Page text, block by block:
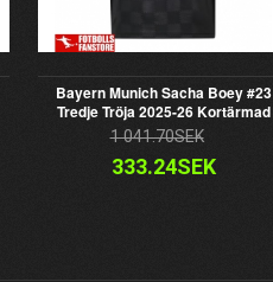
Bayern Munich Sacha Boey #23
Tredje Tröja 2025-26 Kortärmad
1 041.70SEK
333.24SEK